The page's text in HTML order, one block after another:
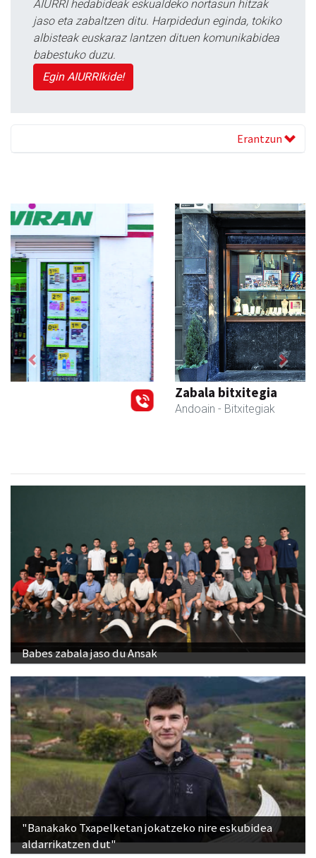
AIURRI hedabideak eskualdeko nortasun hitzak
jaso eta zabaltzen ditu. Harpidedun eginda, tokiko
albisteak euskaraz lantzen dituen komunikabidea
babestuko duzu.
Egin AIURRIkide!
Erantzun
Previous Next
Babes zabala jaso du Ansak
"Banakako Txapelketan jokatzeko nire eskubidea
aldarrikatzen dut"